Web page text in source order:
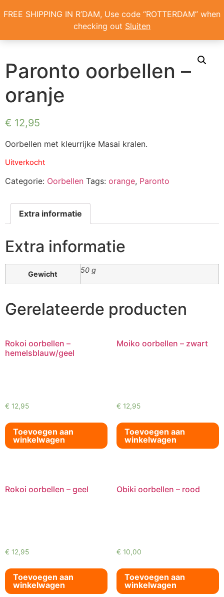
Paronto oorbellen –
oranje
€ 12,95
Oorbellen met kleurrijke Masai kralen.
Uitverkocht
Categorie: Oorbellen Tags: orange, Paronto
Extra informatie
Extra informatie
Gewicht 50 g
Gerelateerde producten
Rokoi oorbellen –
hemelsblauw/geel
€ 12,95
Toevoegen aan
winkelwagen
Moiko oorbellen – zwart
€ 12,95
Toevoegen aan
winkelwagen
Rokoi oorbellen – geel
€ 12,95
Toevoegen aan
winkelwagen
Obiki oorbellen – rood
€ 10,00
Toevoegen aan
winkelwagen
FREE SHIPPING IN R’DAM, Use code “ROTTERDAM” when
checking out Sluiten